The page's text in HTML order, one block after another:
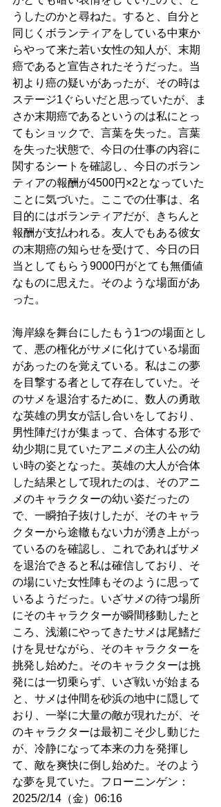
うしたのかと尋ねた。すると、自分と
同じくボランティアをしている中東か
らやって来た若い女性の知人が、末期
癌であると宣告されたそうだった。当
初より癌の疑いがあったが、その時は
ステージ1ぐらいだと思っていたが、ま
さか末期癌であるというのは私にとっ
てもショックで、言葉を失った。言葉
を失った状態で、今日の仕事の内容に
関するシートを確認し、今日のボラン
ティアの報酬が4500円×2となっていた
ことに気づいた。ここでの仕事は、名
目的にはボランティアだが、きちんと
報酬が支払われる。友人でもある彼女
の末期癌の知らせを受けて、今日の日
当としてもらう9000円がとても無価値
なものに思えた。そのような場面があ
った。
海岸線を舞台にしたもう1つの場面とし
て、悪の権化がサメに化けている場面
があったのを覚えている。私はこの夢
を目撃する者として存在していた。そ
のサメを退治するために、数人の勇敢
な英雄の男女が話し合いをしており、
男性陣だけが集まって、合体する形で
幼少期に見ていたアニメの主人公の幼
い時の姿となった。英雄の大人が合体
した結果として現れたのは、そのアニ
メのキャラクターの幼い姿だったの
で、一瞬拍子抜けしたが、そのキャラ
クターから途轍もない力が湧き上がっ
ているのを確認し、これであればサメ
を退治できると私は確信しており、そ
の場にいた女性陣もそのように思って
いるようだった。いざサメの待つ場所
にそのキャラクターが瞬間移動したと
ころ、浅瀬にやってきたサメは尾鰭だ
けを見せながら、そのキャラクターを
挑発し始めた。そのキャラクターは挑
発には一切乗らず、いざ戦いが始まる
と、サメは仲間を砂浜の地中に隠して
おり、一挙に大量の敵が現れたが、そ
のキャラクターは最初こそ少し動じた
が、冷静になって本来の力を発揮し
て、敵を爽快に倒し始めた。そのよう
な夢を見ていた。フローニンゲン：
2025/2/14（金）06:16